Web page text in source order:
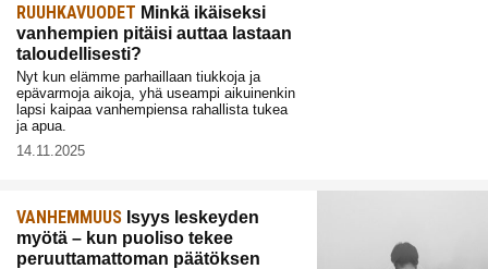
RUUHKAVUODET Minkä ikäiseksi
vanhempien pitäisi auttaa lastaan
taloudellisesti?
Nyt kun elämme parhaillaan tiukkoja ja
epävarmoja aikoja, yhä useampi aikuinenkin
lapsi kaipaa vanhempiensa rahallista tukea
ja apua.
14.11.2025
VANHEMMUUS Isyys leskeyden
myötä – kun puoliso tekee
peruuttamattoman päätöksen